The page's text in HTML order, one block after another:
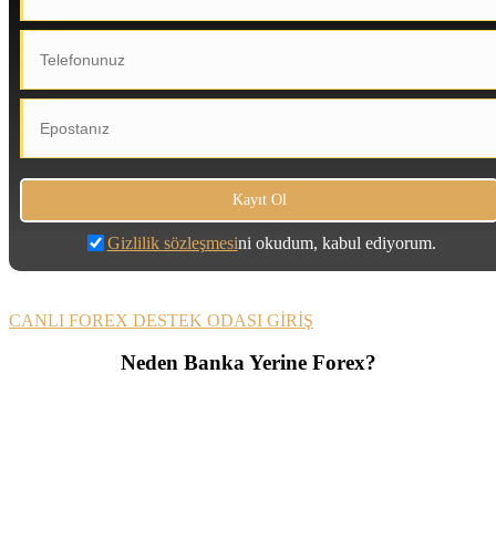
Gizlilik sözleşmesini okudum, kabul ediyorum.
CANLI FOREX DESTEK ODASI GİRİŞ
Neden Banka Yerine Forex?